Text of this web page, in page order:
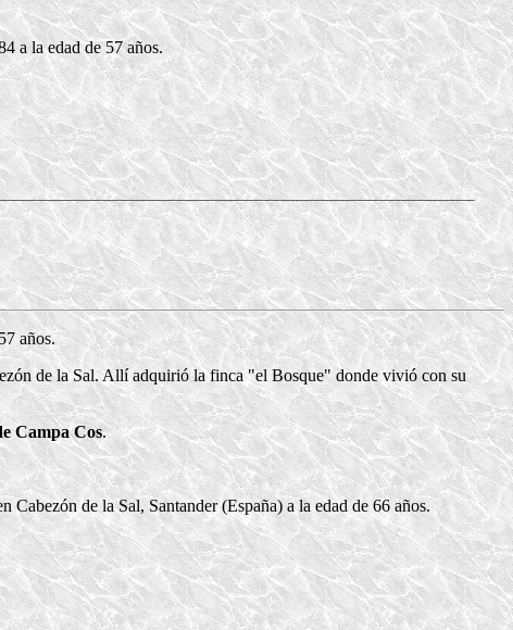
a la edad de 57 años.
años.
de la Sal. Allí adquirió la finca "el Bosque" donde vivió con su
Campa Cos.
de la Sal, Santander (España) a la edad de 66 años.